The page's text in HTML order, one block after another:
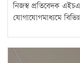
নিজস্ব প্রতিবেদক
যোগাযোগমাধ্যমে